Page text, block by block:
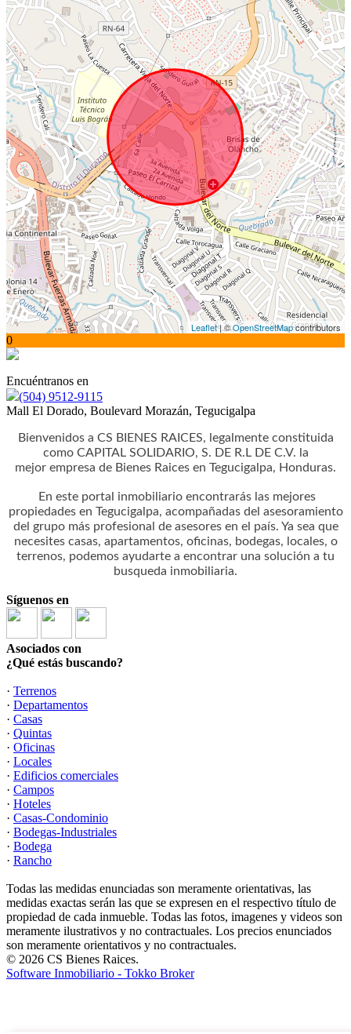
Leaflet| ©OpenStreetMapcontributors
0
Encuéntranos en
(504) 9512-9115
Mall El Dorado, Boulevard Morazán, Tegucigalpa
Bienvenidos a CS BIENES RAICES, legalmente constituida
como CAPITAL SOLIDARIO, S. DE R.L DE C.V. la
mejor empresa de Bienes Raices en Tegucigalpa, Honduras.
En este portal inmobiliario encontrarás las mejores
propiedades en Tegucigalpa, acompañadas del asesoramiento
del grupo más profesional de asesores en el país. Ya sea que
necesites casas, apartamentos, oficinas, bodegas, locales, o
terrenos, podemos ayudarte a encontrar una solución a tu
busqueda inmobiliaria.
Síguenos en
Asociados con
¿Qué estás buscando?
· Terrenos
· Departamentos
· Casas
· Quintas
· Oficinas
· Locales
· Edificios comerciales
· Campos
· Hoteles
· Casas-Condominio
· Bodegas-Industriales
· Bodega
· Rancho
Todas las medidas enunciadas son meramente orientativas, las
medidas exactas serán las que se expresen en el respectivo título de
propiedad de cada inmueble. Todas las fotos, imagenes y videos son
meramente ilustrativos y no contractuales. Los precios enunciados
son meramente orientativos y no contractuales.
© 2026 CS Bienes Raices.
Software Inmobiliario - Tokko Broker